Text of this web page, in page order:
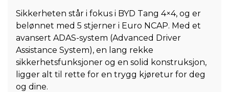
Sikkerheten står i fokus i BYD Tang 4×4, og er
belønnet med 5 stjerner i Euro NCAP. Med et
avansert ADAS-system (Advanced Driver
Assistance System), en lang rekke
sikkerhetsfunksjoner og en solid konstruksjon,
ligger alt til rette for en trygg kjøretur for deg
og dine.